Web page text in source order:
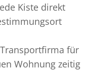
Kiste direkt
für
Wohnung zeitig